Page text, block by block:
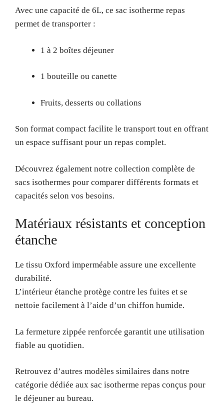
Avec une capacité de 6L, ce sac isotherme repas
permet de transporter :
1 à 2 boîtes déjeuner
1 bouteille ou canette
Fruits, desserts ou collations
Son format compact facilite le transport tout en offrant
un espace suffisant pour un repas complet.
Découvrez également notre collection complète de
sacs isothermes pour comparer différents formats et
capacités selon vos besoins.
Matériaux résistants et conception
étanche
Le tissu Oxford imperméable assure une excellente
durabilité.
L’intérieur étanche protège contre les fuites et se
nettoie facilement à l’aide d’un chiffon humide.
La fermeture zippée renforcée garantit une utilisation
fiable au quotidien.
Retrouvez d’autres modèles similaires dans notre
catégorie dédiée aux sac isotherme repas conçus pour
le déjeuner au bureau.